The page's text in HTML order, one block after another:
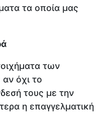
τα οποία μας
των
όχι το
τους με την
η επαγγελματική